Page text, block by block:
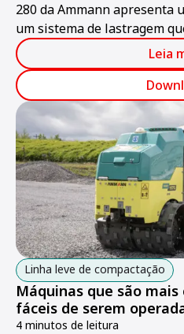
280 da Ammann apresenta
um sistema de lastragem
significantemente ajustado.
Leia
Linha leve de compactação
Máquinas que são
fáceis de serem
4 minutos de leitura